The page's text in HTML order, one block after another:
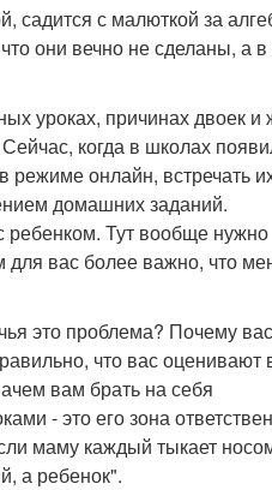
садится с малюткой за
они вечно не сделаны, а
уроках, причинах двоек и
когда в школах
режиме онлайн, встречать
домашних заданий.
ребенком. Тут вообще нужно
для вас более важно, что
это проблема? Почему
что вас оценивают
вам брать на себя
- это его зона
маму каждый тыкает
а ребенок".